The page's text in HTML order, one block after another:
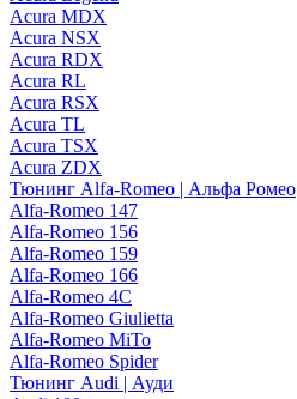
Acura MDX
Acura NSX
Acura RDX
Acura RL
Acura RSX
Acura TL
Acura TSX
Acura ZDX
Тюнинг Alfa-Romeo | Альфа Ромео
Alfa-Romeo 147
Alfa-Romeo 156
Alfa-Romeo 159
Alfa-Romeo 166
Alfa-Romeo 4C
Alfa-Romeo Giulietta
Alfa-Romeo MiTo
Alfa-Romeo Spider
Тюнинг Audi | Ауди